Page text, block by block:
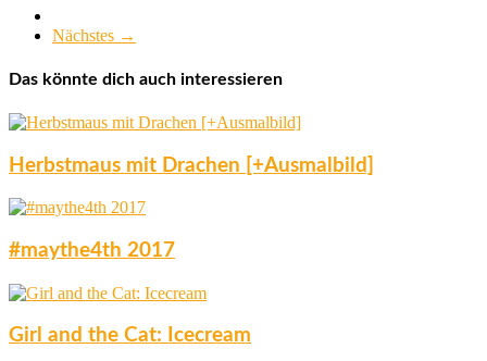
Nächstes →
Das könnte dich auch interessieren
Herbstmaus mit Drachen [+Ausmalbild]
#maythe4th 2017
Girl and the Cat: Icecream